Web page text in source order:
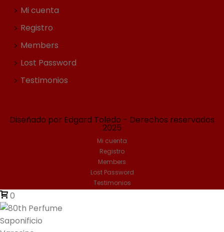
Mi cuenta
Registro
Members
Lost Password
Testimonios
Diseñado por Edgard Toledo - Derechos reservados
2025
Mi cuenta
Registro
Members
Lost Password
Testimonios
0